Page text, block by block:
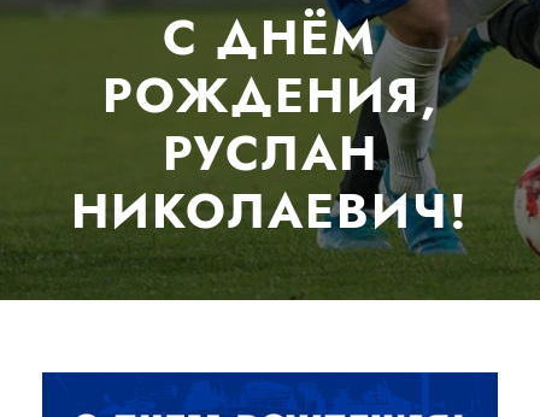
С ДНЁМ
РОЖДЕНИЯ,
РУСЛАН
НИКОЛАЕВИЧ!